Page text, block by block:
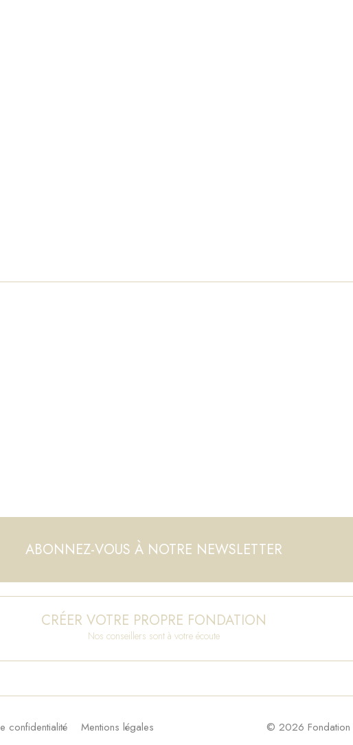
ABONNEZ-VOUS À NOTRE NEWSLETTER
CRÉER VOTRE PROPRE FONDATION
Nos conseillers sont à votre écoute
confidentialité Mentions légales © 2026 Fondation